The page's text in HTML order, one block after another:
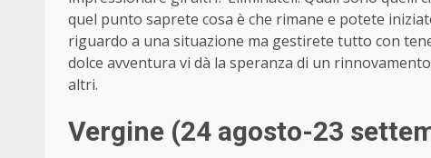
quel punto saprete cosa è che rimane e potete
riguardo a una situazione ma gestirete tutto con
dolce avventura vi dà la speranza di un
altri.
Vergine (24 agosto-23